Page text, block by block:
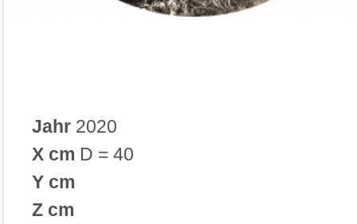
Jahr 2020
X cm D = 40
Y cm
Z cm